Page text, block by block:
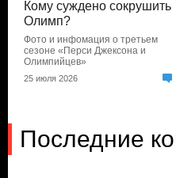
Кому суждено сокрушить
Олимп?
Фото и инфомация о третьем
сезоне «Перси Джексона и
Олимпийцев»
25 июля 2026
Последние